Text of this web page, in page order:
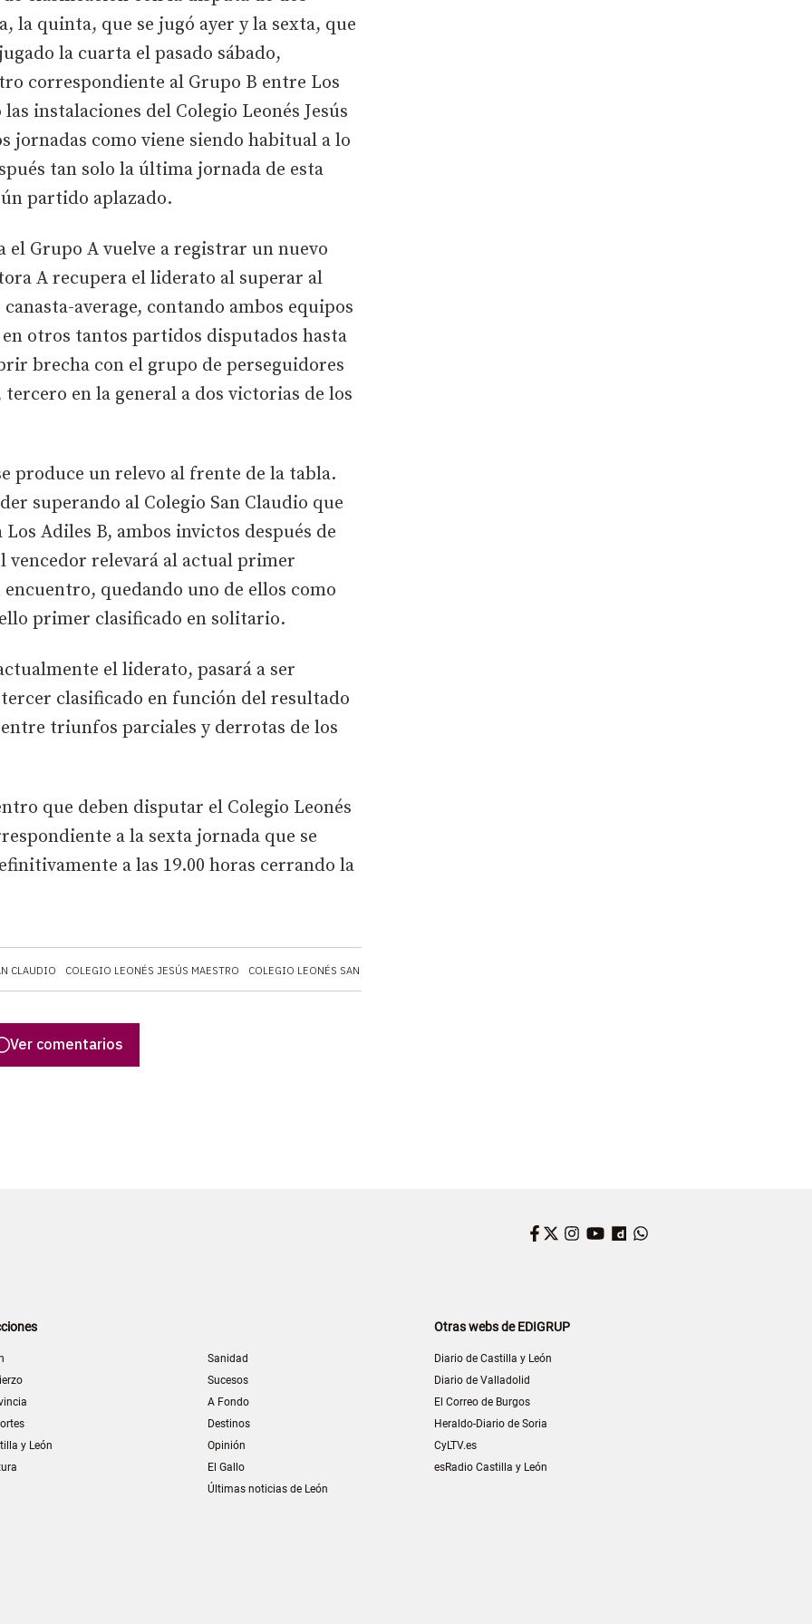
CLAUDIO COLEGIO LEONÉS JESÚS MAESTRO COLEGIO LEONÉS SAN ISIDORO
la quinta, que se jugó ayer y la sexta, que
la cuarta el pasado sábado,
correspondiente al Grupo B entre Los
instalaciones del Colegio Leonés Jesús
jornadas como viene siendo habitual a lo
tan solo la última jornada de esta
partido aplazado.
el Grupo A vuelve a registrar un nuevo
A recupera el liderato al superar al
average, contando ambos equipos
otros tantos partidos disputados hasta
brecha con el grupo de perseguidores
en la general a dos victorias de los
produce un relevo al frente de la tabla.
superando al Colegio San Claudio que
Adiles B, ambos invictos después de
vencedor relevará al actual primer
quedando uno de ellos como
primer clasificado en solitario.
el liderato, pasará a ser
clasificado en función del resultado
triunfos parciales y derrotas de los
que deben disputar el Colegio Leonés
a la sexta jornada que se
a las 19.00 horas cerrando la
Ver comentarios
Facebook
Twitter
Instagram
YouTube
Dailymotion
y León
Sanidad
Sucesos
A Fondo
Destinos
Opinión
El Gallo
Últimas noticias de León
Otras webs de EDIGRUP
Diario de Castilla y León
Diario de Valladolid
El Correo de Burgos
Heraldo-Diario de Soria
CyLTV.es
esRadio Castilla y León